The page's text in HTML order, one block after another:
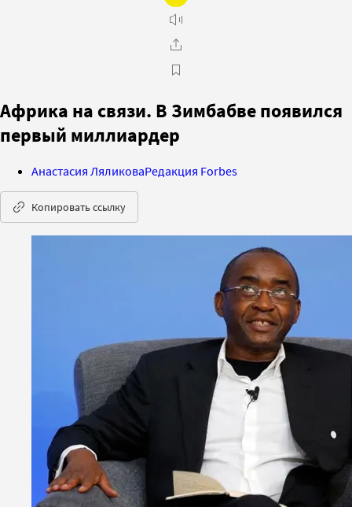
Африка на связи. В Зимбабве появился
первый миллиардер
Анастасия ЛяликоваРедакция Forbes
Копировать ссылку